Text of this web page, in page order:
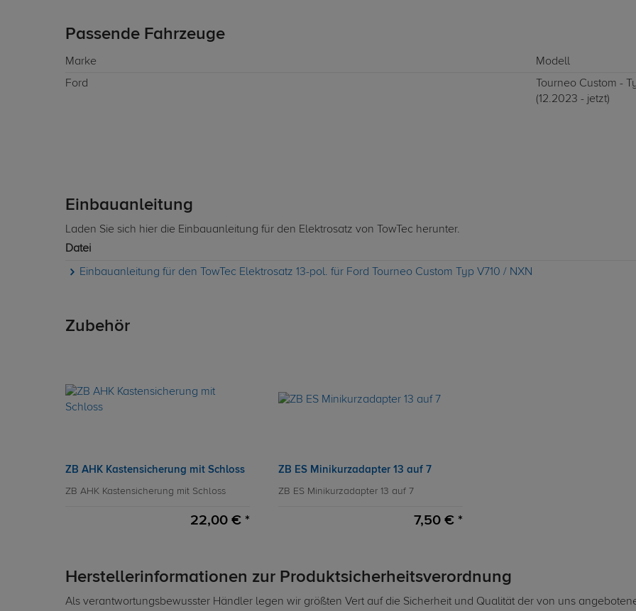
Passende Fahrzeuge
Marke
Modell
Ford
Tourneo Custom -
(12.2023 - jetzt)
Einbauanleitung
Laden Sie sich hier die Einbauanleitung für den Elektrosatz von TowTec herunter.
Datei
Einbauanleitung für den TowTec Elektrosatz 13-pol. für Ford Tourneo Custom Typ V710 / NXN
Zubehör
ZB AHK Kastensicherung mit Schloss
ZB AHK Kastensicherung mit Schloss
22,00 € *
ZB ES Minikurzadapter 13 auf 7
ZB ES Minikurzadapter 13 auf 7
7,50 € *
Herstellerinformationen zur Produktsicherheitsverordnung
Als verantwortungsbewusster Händler legen wir größten Vert auf die Sicherheit und Qualität der von uns